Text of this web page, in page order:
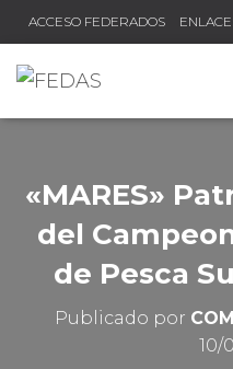
ACCESO FEDERADOS
«MARES»
del
de Pesca
Publicado por
10/